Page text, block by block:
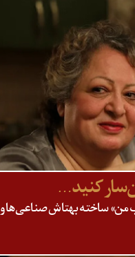
کنید…
من» ساخته بهتاش صناعی‌ها و